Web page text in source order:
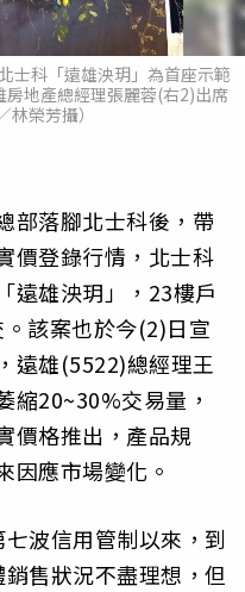
士科「遠雄泱玥」為首座示範
地產總經理張麗蓉(右2)出席
榮芳攝）
部落腳北士科後，帶
價登錄行情，北士科
遠雄泱玥」，23樓戶
該案也於今(2)日宣
遠雄(5522)總經理王
縮20~30%交易量，
價格推出，產品規
因應市場變化。
波信用管制以來，到
售狀況不盡理想，但